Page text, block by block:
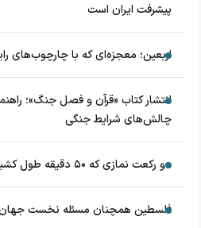
پیشرفت ایران است
اربعین؛ معجزه‌ای که با چارچوب‌های
انتشار کتاب «قرآن و فصل جنگ»؛
چالش‌های شرایط جنگی
دو رکعت نمازی که ۵۰ دقیقه طول کشید
فلسطین همچنان مسئله نخست